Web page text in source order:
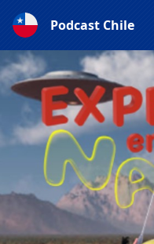
Podcast Chile